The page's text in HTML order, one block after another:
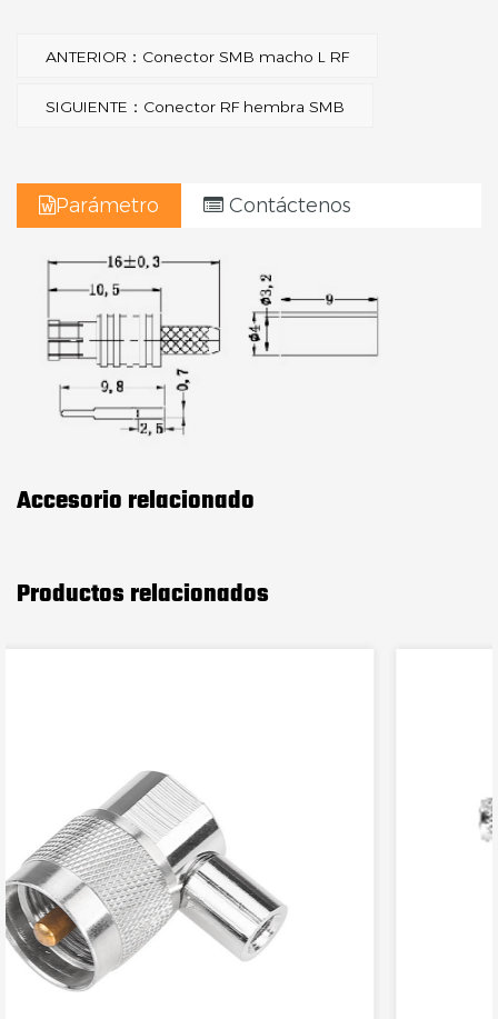
ANTERIOR：Conector SMB macho L RF
SIGUIENTE：Conector RF hembra SMB
Parámetro Contáctenos
Accesorio relacionado
Productos relacionados